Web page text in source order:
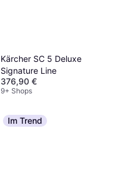
Kärcher SC 5 Deluxe
Signature Line
376,90 €
9+ Shops
Im Trend